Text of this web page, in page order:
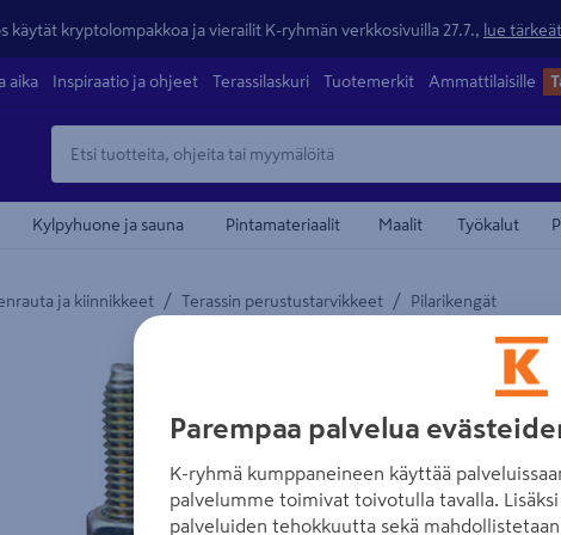
käytät kryptolompakkoa ja vierailit K-ryhmän verkkosivuilla 27.7., lue
aika Inspiraatio ja ohjeet Terassilaskuri Tuotemerkit Ammattilaisille
Kylpyhuone ja sauna Pintamateriaalit Maalit Työkalut
ja kiinnikkeet / Terassin perustustarvikkeet / Pilarikengät
löytyy Tuotteen kuvaus -maamerkistä
Parempaa palvelua
K-ryhmä kumppaneineen käyttää
palvelumme toimivat toivotulla tavalla.
palveluiden tehokkuutta sekä